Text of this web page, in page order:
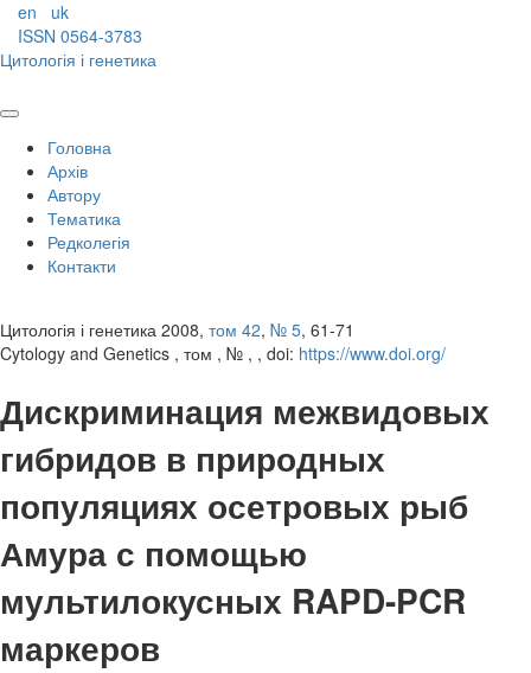
en
uk
ISSN 0564-3783
Цитологія і генетика
Головна
Архів
Автору
Тематика
Редколегія
Контакти
Цитологія і генетика 2008, том 42, № 5, 61-71
Cytology and Genetics , том , № , , doi: https://www.doi.org/
Дискриминация межвидовых
гибридов в природных
популяциях осетровых рыб
Амура с помощью
мультилокусных RAPD-PCR
маркеров